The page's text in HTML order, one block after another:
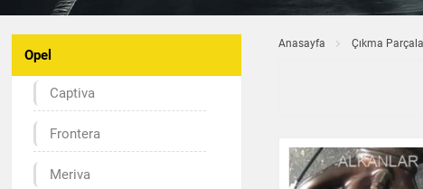
Opel
Captiva
Frontera
Meriva
Anasayfa Çıkma